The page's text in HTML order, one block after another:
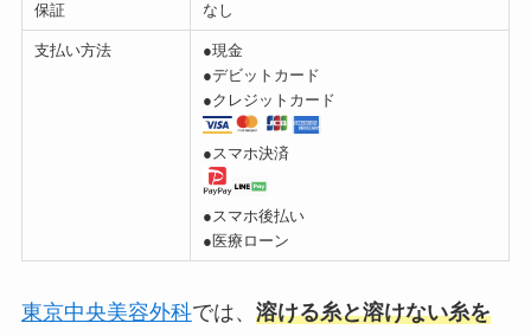
保証 なし
支払い方法
●現金
●デビットカード
●クレジットカード
●スマホ決済
●スマホ後払い
●医療ローン
東京中央美容外科では、 溶ける糸と溶けない糸を